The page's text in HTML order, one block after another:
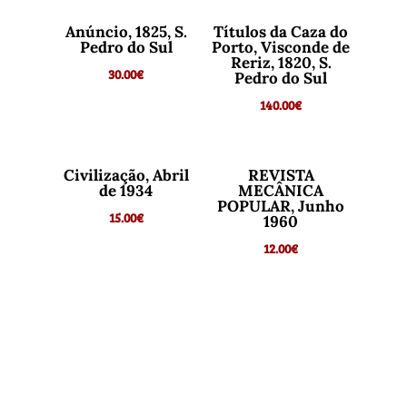
Anúncio, 1825, S.
Pedro do Sul
30.00€
Títulos da Caza do
Porto, Visconde de
Reriz, 1820, S.
Pedro do Sul
140.00€
Civilização, Abril
de 1934
15.00€
REVISTA
MECÂNICA
POPULAR, Junho
1960
12.00€